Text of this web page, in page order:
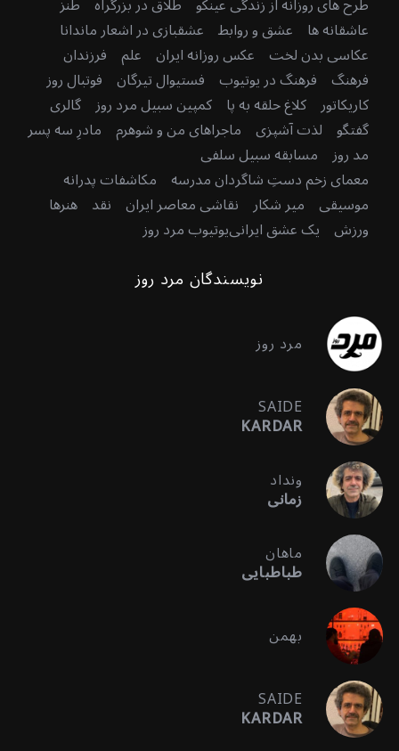
عاشقانه ها عشق و روابط عشقبازی در اشعار ماندانا
عکاسی بدن لخت عکس روزانه ایران علم فرزندان
فرهنگ فرهنگ در یوتیوب فستیوال تیرگان فوتبال روز
کاریکاتور کلاغ حلقه به پا کمپین سبیل مرد روز گالری
گفتگو لذت آشپزی ماجراهای من و شوهرم مادرِ سه پسر
مد روز مسابقه سبیل سلفی
معمای زخم دستِ شاگردان مدرسه مکاشفات پدرانه
موسیقی میر شکار نقاشی معاصر ایران نقد هنرها
ورزش یک عشق ایرانییوتیوب مرد روز
نویسندگان مرد روز
مرد روز
SAIDE
KARDAR
ونداد
زمانی
ماهان
طباطبایی
بهمن
SAIDE
KARDAR